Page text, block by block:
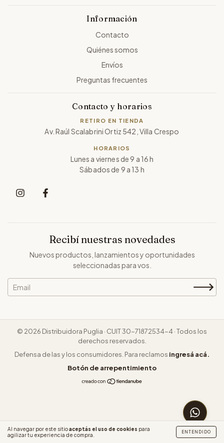
Al navegar por este sitioaceptás el uso de cookies para
agilizar tu experiencia de compra.
ENTENDIDO
Información
Contacto
Quiénes somos
Envíos
Preguntas frecuentes
Contacto y horarios
RETIRO EN TIENDA
Av. Raúl Scalabrini Ortiz 542, Villa Crespo
HORARIOS
Lunes a viernes de 9 a 16 h
Sábados de 9 a 13 h
Recibí nuestras novedades
Nuevos productos, lanzamientos y oportunidades
seleccionadas para vos.
© 2026 Distribuidora Puglia · CUIT 30-71872534-4 · Todos los
derechos reservados.
Defensa de las y los consumidores. Para reclamos ingresá acá.
Botón de arrepentimiento